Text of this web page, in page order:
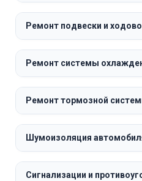
Ремонт подвески и
Ремонт системы
Ремонт тормозной
Шумоизоляция
Сигнализации и